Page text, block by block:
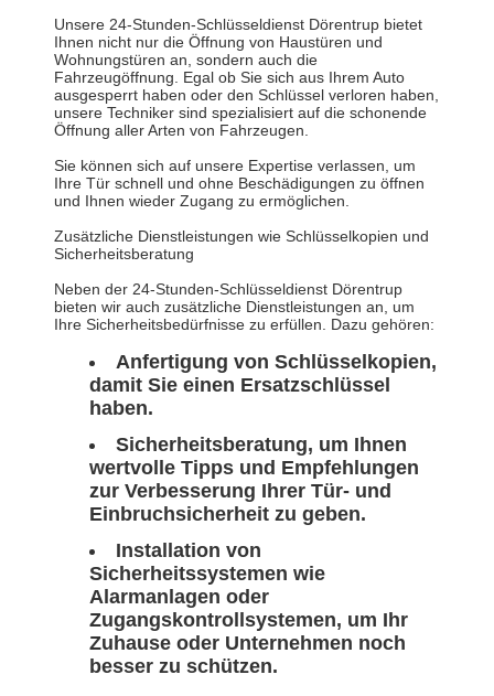
Unsere 24-Stunden-Schlüsseldienst Dörentrup bietet
Ihnen nicht nur die Öffnung von Haustüren und
Wohnungstüren an, sondern auch die
Fahrzeugöffnung. Egal ob Sie sich aus Ihrem Auto
ausgesperrt haben oder den Schlüssel verloren haben,
unsere Techniker sind spezialisiert auf die schonende
Öffnung aller Arten von Fahrzeugen.
Sie können sich auf unsere Expertise verlassen, um
Ihre Tür schnell und ohne Beschädigungen zu öffnen
und Ihnen wieder Zugang zu ermöglichen.
Zusätzliche Dienstleistungen wie Schlüsselkopien und
Sicherheitsberatung
Neben der 24-Stunden-Schlüsseldienst Dörentrup
bieten wir auch zusätzliche Dienstleistungen an, um
Ihre Sicherheitsbedürfnisse zu erfüllen. Dazu gehören:
Anfertigung von Schlüsselkopien,
damit Sie einen Ersatzschlüssel
haben.
Sicherheitsberatung, um Ihnen
wertvolle Tipps und Empfehlungen
zur Verbesserung Ihrer Tür- und
Einbruchsicherheit zu geben.
Installation von
Sicherheitssystemen wie
Alarmanlagen oder
Zugangskontrollsystemen, um Ihr
Zuhause oder Unternehmen noch
besser zu schützen.